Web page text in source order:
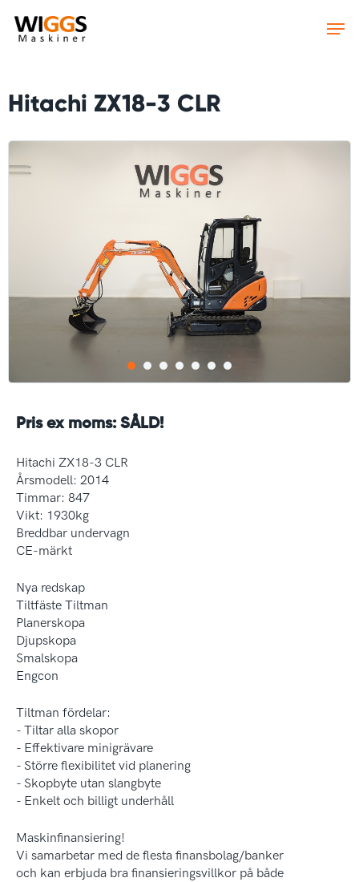
main
Hitachi ZX18-3 CLR
Pris ex moms: SÅLD!
Hitachi ZX18-3 CLR
Årsmodell: 2014
Timmar: 847
Vikt: 1930kg
Breddbar undervagn
CE-märkt
Nya redskap
Tiltfäste Tiltman
Planerskopa
Djupskopa
Smalskopa
Engcon
Tiltman fördelar:
- Tiltar alla skopor
- Effektivare minigrävare
- Större flexibilitet vid planering
- Skopbyte utan slangbyte
- Enkelt och billigt underhåll
Maskinfinansiering!
Vi samarbetar med de flesta finansbolag/banker
och kan erbjuda bra finansieringsvillkor på både